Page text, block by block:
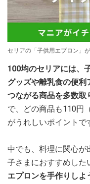
セリアの「子供用エプロン」
100均のセリアには、
グッズや離乳食の便利
つながる商品を多数取
で、どの商品も110円
がうれしいポイントで
中でも、料理に関心
子さまにおすすめした
エプロンを手作りし